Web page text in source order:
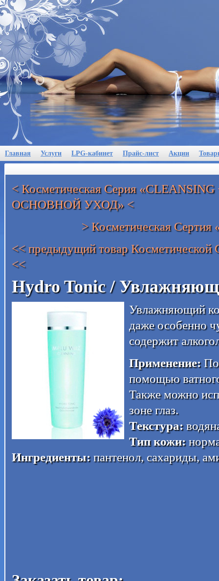
Главная Услуги LPG-кабинет Прайс-лист Акции
< Косметическая Серия
ОСНОВНОЙ УХОД» <
> Косметическая
<< предыдущий товар
<<
Hydro Tonic /
Увлажняющий
даже особенно
содержит
Применение:
помощью
Также можно
зоне глаз.
Текстура:
Тип кожи:
Ингредиенты:пантенол, сахариды,